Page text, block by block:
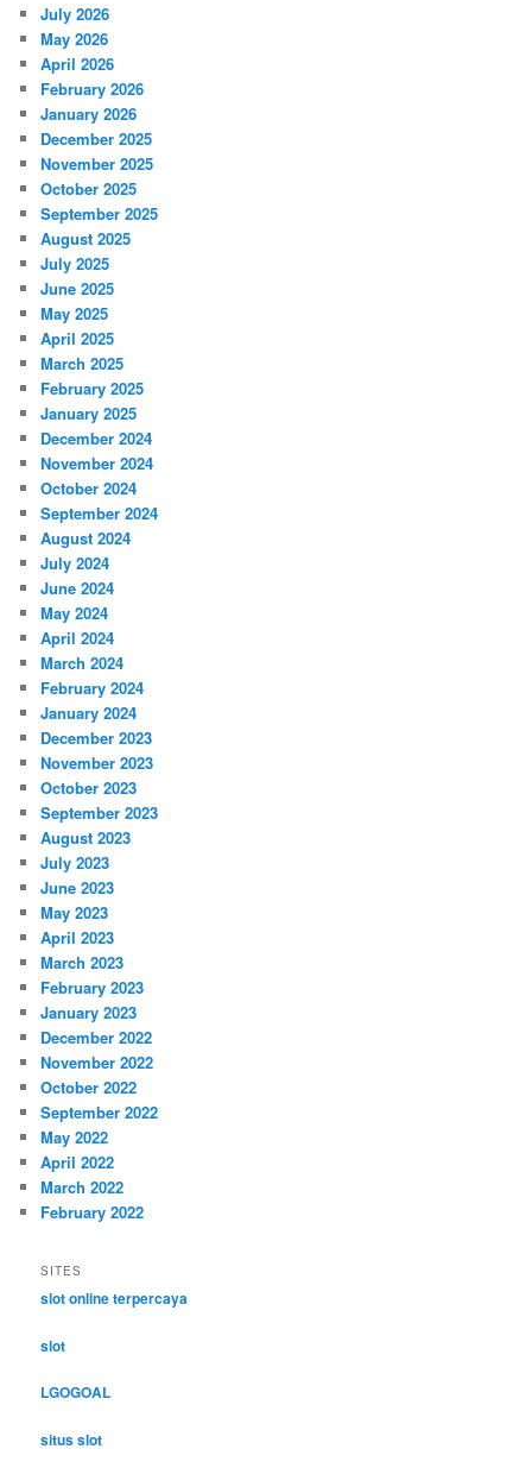
July 2026
May 2026
April 2026
February 2026
January 2026
December 2025
November 2025
October 2025
September 2025
August 2025
July 2025
June 2025
May 2025
April 2025
March 2025
February 2025
January 2025
December 2024
November 2024
October 2024
September 2024
August 2024
July 2024
June 2024
May 2024
April 2024
March 2024
February 2024
January 2024
December 2023
November 2023
October 2023
September 2023
August 2023
July 2023
June 2023
May 2023
April 2023
March 2023
February 2023
January 2023
December 2022
November 2022
October 2022
September 2022
May 2022
April 2022
March 2022
February 2022
SITES
slot online terpercaya
slot
LGOGOAL
situs slot